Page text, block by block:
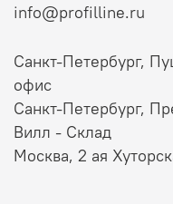
info@profilline.ru
Санкт-Петербург,
офис
Санкт-Петербург,
Вилл - Склад
Москва, 2 ая